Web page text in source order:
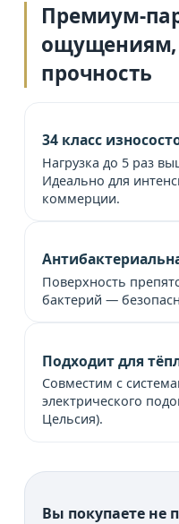
Премиум-
ощущениям,
прочность
34 класс
Нагрузка до 5 раз
Идеально для
коммерции.
Поверхность
бактерий —
Подходит для
Совместим с
электрического
Цельсия).
Вы покупаете не